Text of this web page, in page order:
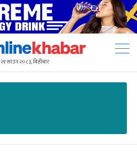
२१ साउन २०८३, बिहीबार